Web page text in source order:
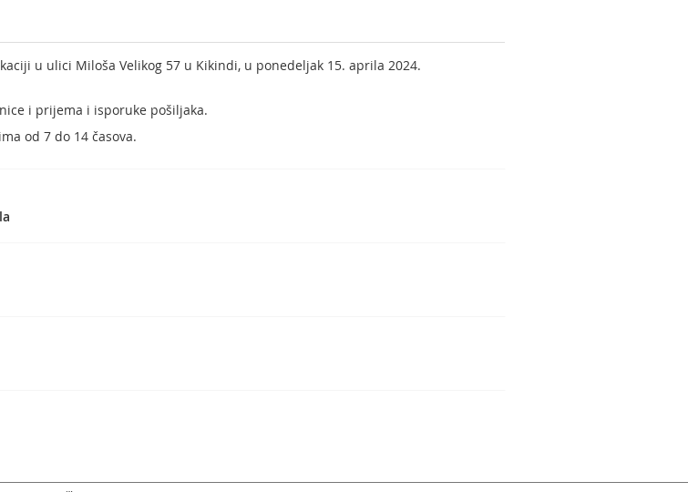
u ulici Miloša Velikog 57 u Kikindi, u ponedeljak 15. aprila 2024.
i prijema i isporuke pošiljaka.
od 7 do 14 časova.